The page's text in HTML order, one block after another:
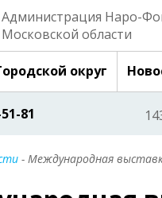
Администрация Наро-
Московской области
округ
81
- Международная